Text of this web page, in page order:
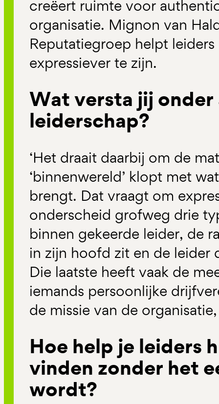
creëert ruimte voor
organisatie. Mignon van
Reputatiegroep helpt
expressiever te zijn.
Wat versta jij
leiderschap?
‘Het draait daarbij om de
‘binnenwereld’ klopt met
brengt. Dat vraagt om
onderscheid grofweg drie
binnen gekeerde leider, de
in zijn hoofd zit en de leider
Die laatste heeft vaak de
iemands persoonlijke
de missie van de
Hoe help je leiders
vinden zonder het
wordt?